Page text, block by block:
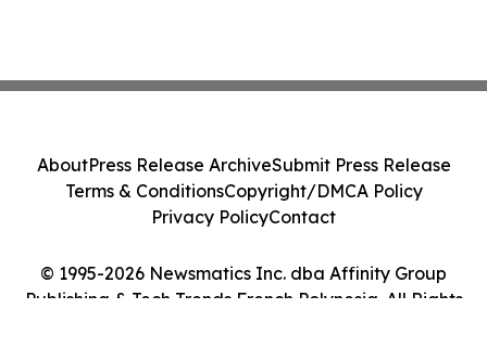
© 1995-2026 Newsmatics Inc. dba Affinity Group
Publishing & Tech Trends French Polynesia. All Rights
AboutPress Release ArchiveSubmit Press Release
Terms & ConditionsCopyright/DMCA Policy
Privacy PolicyContact